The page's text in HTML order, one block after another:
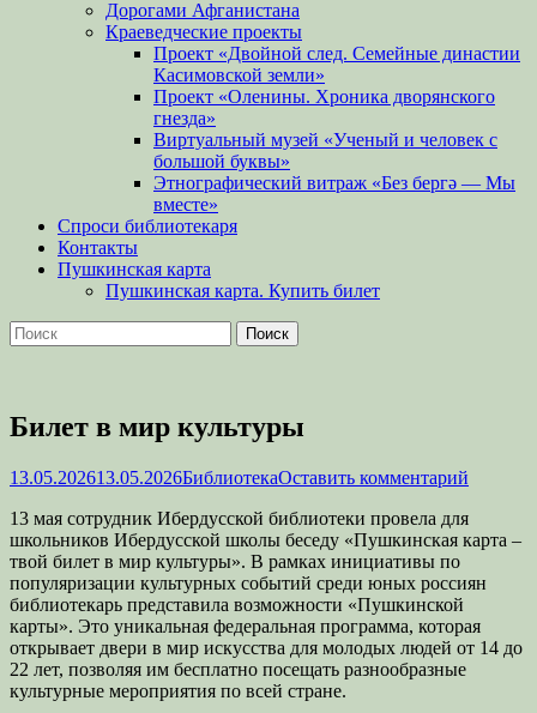
Дорогами Афганистана
Краеведческие проекты
Проект «Двойной след. Семейные династии
Касимовской земли»
Проект «Оленины. Хроника дворянского
гнезда»
Виртуальный музей «Ученый и человек с
большой буквы»
Этнографический витраж «Без бергə — Мы
вместе»
Спроси библиотекаря
Контакты
Пушкинская карта
Пушкинская карта. Купить билет
Поиск
Найти:
Билет в мир культуры
Опубликовано
13.05.202613.05.2026Автор
БиблиотекаОставить комментарий
13 мая сотрудник Ибердусской библиотеки провела для
школьников Ибердусской школы беседу «Пушкинская карта –
твой билет в мир культуры». В рамках инициативы по
популяризации культурных событий среди юных россиян
библиотекарь представила возможности «Пушкинской
карты». Это уникальная федеральная программа, которая
открывает двери в мир искусства для молодых людей от 14 до
22 лет, позволяя им бесплатно посещать разнообразные
культурные мероприятия по всей стране.